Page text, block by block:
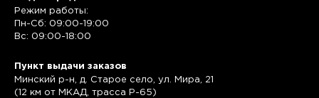
Режим работы:
Пн-Сб: 09:00-19:00
Вс: 09:00-18:00
Пункт выдачи заказов
Минский р-н, д. Старое село, ул. Мира, 21
(12 км от МКАД, трасса P-65)